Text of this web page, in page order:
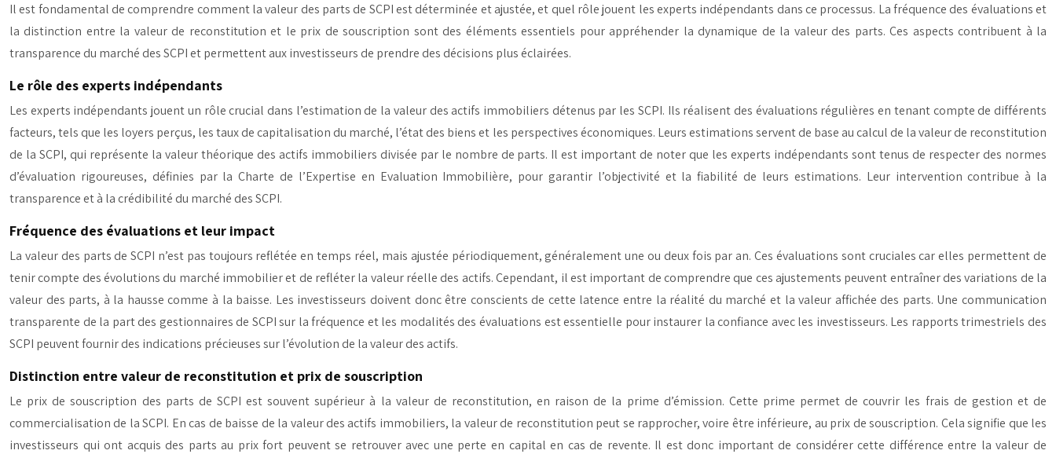
Il est fondamental de comprendre comment la valeur des parts de SCPI est déterminée et ajustée, et quel rôle jouent les experts indépendants dans ce processus. La fréquence des évaluations et
la distinction entre la valeur de reconstitution et le prix de souscription sont des éléments essentiels pour appréhender la dynamique de la valeur des parts. Ces aspects contribuent à la
transparence du marché des SCPI et permettent aux investisseurs de prendre des décisions plus éclairées.
Le rôle des experts indépendants
Les experts indépendants jouent un rôle crucial dans l’estimation de la valeur des actifs immobiliers détenus par les SCPI. Ils réalisent des évaluations régulières en tenant compte de différents
facteurs, tels que les loyers perçus, les taux de capitalisation du marché, l’état des biens et les perspectives économiques. Leurs estimations servent de base au calcul de la valeur de reconstitution
de la SCPI, qui représente la valeur théorique des actifs immobiliers divisée par le nombre de parts. Il est important de noter que les experts indépendants sont tenus de respecter des normes
d’évaluation rigoureuses, définies par la Charte de l’Expertise en Evaluation Immobilière, pour garantir l’objectivité et la fiabilité de leurs estimations. Leur intervention contribue à la
transparence et à la crédibilité du marché des SCPI.
Fréquence des évaluations et leur impact
La valeur des parts de SCPI n’est pas toujours reflétée en temps réel, mais ajustée périodiquement, généralement une ou deux fois par an. Ces évaluations sont cruciales car elles permettent de
tenir compte des évolutions du marché immobilier et de refléter la valeur réelle des actifs. Cependant, il est important de comprendre que ces ajustements peuvent entraîner des variations de la
valeur des parts, à la hausse comme à la baisse. Les investisseurs doivent donc être conscients de cette latence entre la réalité du marché et la valeur affichée des parts. Une communication
transparente de la part des gestionnaires de SCPI sur la fréquence et les modalités des évaluations est essentielle pour instaurer la confiance avec les investisseurs. Les rapports trimestriels des
SCPI peuvent fournir des indications précieuses sur l’évolution de la valeur des actifs.
Distinction entre valeur de reconstitution et prix de souscription
Le prix de souscription des parts de SCPI est souvent supérieur à la valeur de reconstitution, en raison de la prime d’émission. Cette prime permet de couvrir les frais de gestion et de
commercialisation de la SCPI. En cas de baisse de la valeur des actifs immobiliers, la valeur de reconstitution peut se rapprocher, voire être inférieure, au prix de souscription. Cela signifie que les
investisseurs qui ont acquis des parts au prix fort peuvent se retrouver avec une perte en capital en cas de revente. Il est donc important de considérer cette différence entre la valeur de